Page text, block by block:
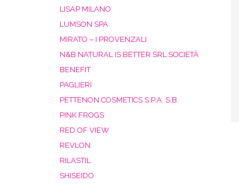
LISAP MILANO
LUMSON SPA
MIRATO – I PROVENZALI
N&B NATURAL IS BETTER SRL SOCIETÀ
BENEFIT
PAGLIERI
PETTENON COSMETICS S.P.A. S.B.
PINK FROGS
RED OF VIEW
REVLON
RILASTIL
SHISEIDO